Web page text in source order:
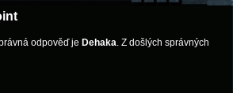
odpověď je Dehaka. Z došlých správných